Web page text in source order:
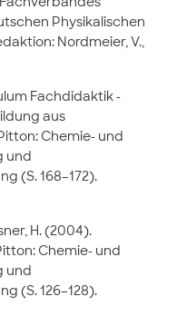
Physikalischen
Nordmeier, V.,
Fachdidaktik -
aus
Chemie- und
und
(S. 168–172).
H. (2004).
Chemie- und
und
(S. 126–128).